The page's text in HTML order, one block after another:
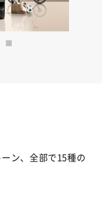
ン、全部で15種の